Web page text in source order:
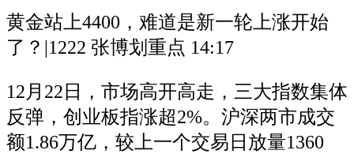
黄金站上4400，难道是新一轮上涨开始
了？|1222 张博划重点 14:17
12月22日，市场高开高走，三大指数集体
反弹，创业板指涨超2%。沪深两市成交
额1.86万亿，较上一个交易日放量1360